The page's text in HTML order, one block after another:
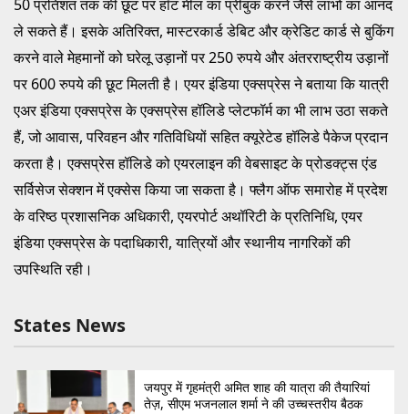
50 प्रतिशत तक की छूट पर हॉट मील का प्रीबुक करने जैसे लाभों का आनंद
ले सकते हैं। इसके अतिरिक्त, मास्टरकार्ड डेबिट और क्रेडिट कार्ड से बुकिंग
करने वाले मेहमानों को घरेलू उड़ानों पर 250 रुपये और अंतरराष्ट्रीय उड़ानों
पर 600 रुपये की छूट मिलती है। एयर इंडिया एक्सप्रेस ने बताया कि यात्री
एअर इंडिया एक्सप्रेस के एक्सप्रेस हॉलिडे प्लेटफॉर्म का भी लाभ उठा सकते
हैं, जो आवास, परिवहन और गतिविधियों सहित क्यूरेटेड हॉलिडे पैकेज प्रदान
करता है। एक्सप्रेस हॉलिडे को एयरलाइन की वेबसाइट के प्रोडक्ट्स एंड
सर्विसेज सेक्शन में एक्सेस किया जा सकता है। फ्लैग ऑफ समारोह में प्रदेश
के वरिष्ठ प्रशासनिक अधिकारी, एयरपोर्ट अथॉरिटी के प्रतिनिधि, एयर
इंडिया एक्सप्रेस के पदाधिकारी, यात्रियों और स्थानीय नागरिकों की
उपस्थिति रही।
States News
जयपुर में गृहमंत्री अमित शाह की यात्रा की तैयारियां
तेज़, सीएम भजनलाल शर्मा ने की उच्चस्तरीय बैठक